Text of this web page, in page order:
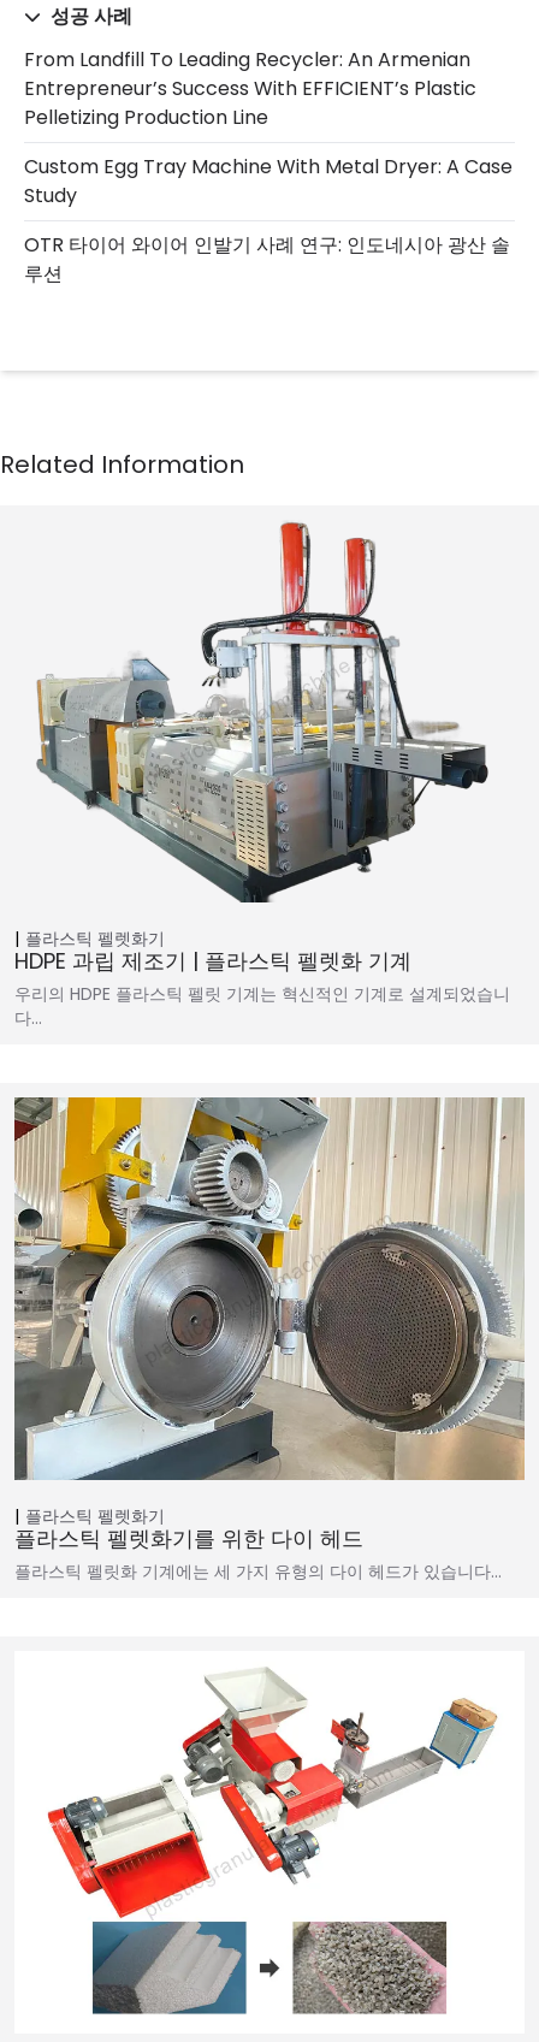
성공 사례
From Landfill To Leading Recycler: An Armenian
Entrepreneur’s Success With EFFICIENT’s Plastic
Pelletizing Production Line
Custom Egg Tray Machine With Metal Dryer: A Case
Study
OTR 타이어 와이어 인발기 사례 연구: 인도네시아 광산 솔
루션
플라스틱 펠렛화기
HDPE 과립 제조기 | 플라스틱 펠렛화 기계
우리의 HDPE 플라스틱 펠릿 기계는 혁신적인 기계로 설계되었습니
다…
플라스틱 펠렛화기
플라스틱 펠렛화기를 위한 다이 헤드
플라스틱 펠릿화 기계에는 세 가지 유형의 다이 헤드가 있습니다...